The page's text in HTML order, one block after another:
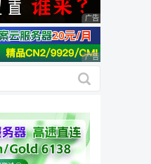
广告 商业广告，理
广告 商业广告，理